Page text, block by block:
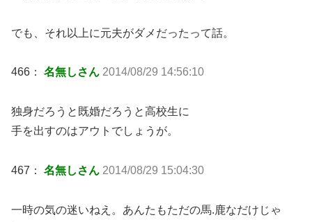
でも、それ以上に元夫がダメだったって話。
466： 名無しさん 2014/08/29 14:56:10
独身だろうと既婚だろうと高校生に
手を出すのはアウトでしょうが。
467： 名無しさん 2014/08/29 15:04:30
一時の気の迷いねえ。あんたもただの馬.鹿なだけじゃ